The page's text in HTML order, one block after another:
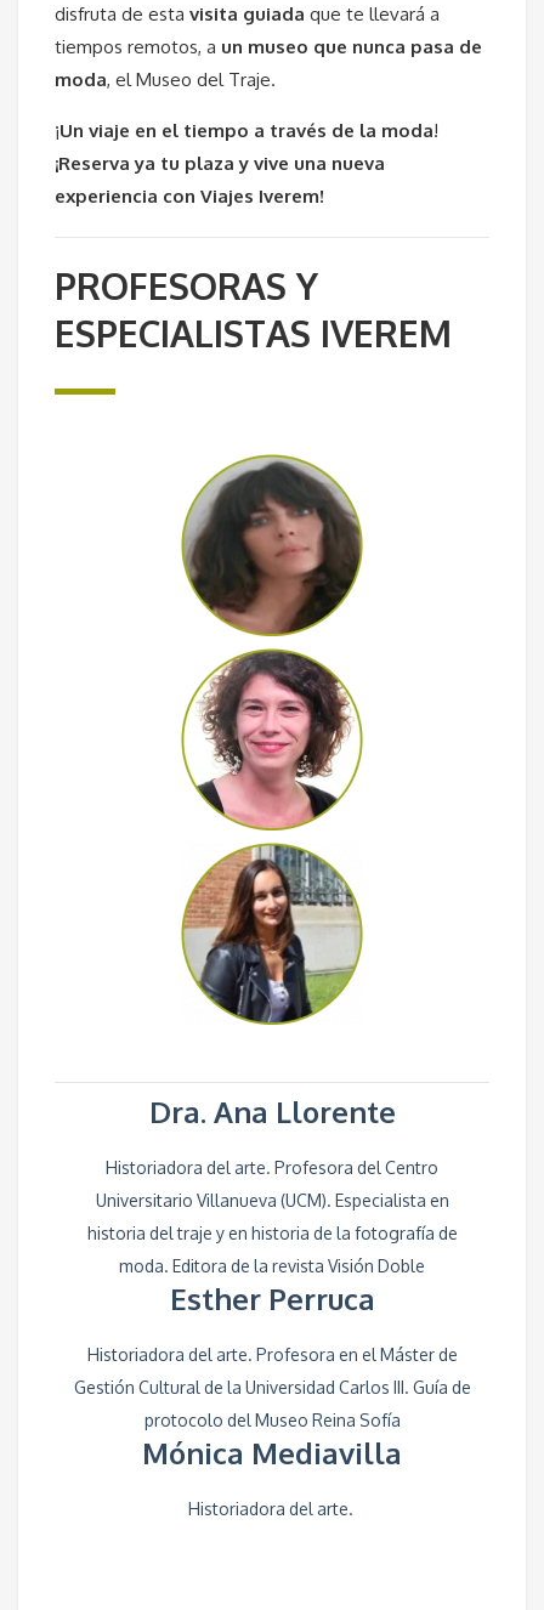
disfruta de esta visita guiada que te llevará a
tiempos remotos, a un museo que nunca pasa de
moda, el Museo del Traje.
¡Un viaje en el tiempo a través de la moda!
¡Reserva ya tu plaza y vive una nueva
experiencia con Viajes Iverem!
PROFESORAS Y
ESPECIALISTAS IVEREM
Dra. Ana Llorente
Historiadora del arte. Profesora del Centro
Universitario Villanueva (UCM). Especialista en
historia del traje y en historia de la fotografía de
moda. Editora de la revista Visión Doble
Esther Perruca
Historiadora del arte. Profesora en el Máster de
Gestión Cultural de la Universidad Carlos III. Guía de
protocolo del Museo Reina Sofía
Mónica Mediavilla
Historiadora del arte.